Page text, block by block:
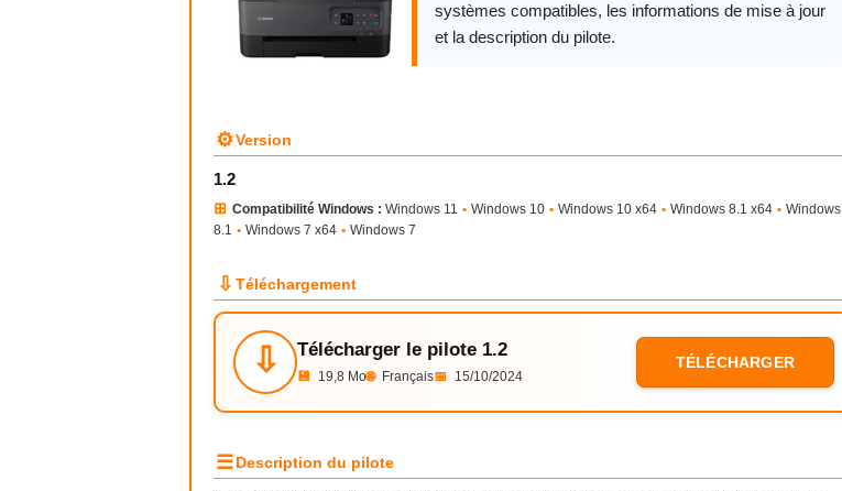
systèmes compatibles, les informations de mise à jour
et la description du pilote.
⚙Version
1.2
⊞ Compatibilité Windows : Windows 11 • Windows 10 • Windows 10 x64 • Windows 8.1 x64 • Windows
8.1 • Windows 7 x64 • Windows 7
⇩ Téléchargement
⇩ Télécharger le pilote 1.2
💾 19,8 Mo🌐 Français📅 15/10/2024
TÉLÉCHARGER
☰Description du pilote